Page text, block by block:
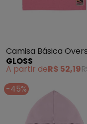
Camisa Básica
Juvenil (Rosa Pink)
GLOSS
A partir deR$ 52,19
-45%